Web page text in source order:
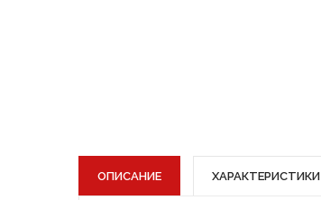
ОПИСАНИЕ ХАРАКТЕРИСТИКИ